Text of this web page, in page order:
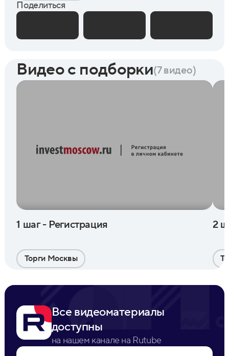
Поделиться
Видео с подборки(7 видео)
1 шаг - Регистрация
Торги Москвы
2
Все видеоматериалы
доступны
на нашем канале на Rutube